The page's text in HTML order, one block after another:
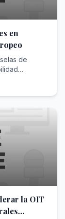
diaz-
en
de
la OIT